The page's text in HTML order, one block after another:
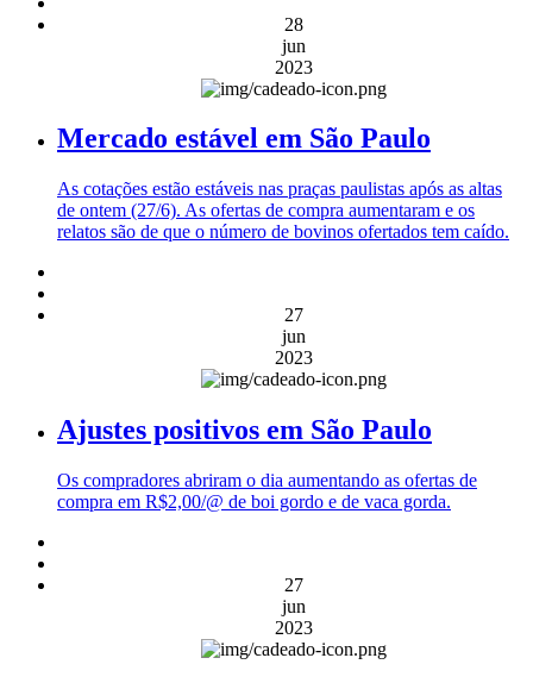
28
jun
2023
Mercado estável em São Paulo
As cotações estão estáveis nas praças paulistas após as altas
de ontem (27/6). As ofertas de compra aumentaram e os
relatos são de que o número de bovinos ofertados tem caído.
27
jun
2023
Ajustes positivos em São Paulo
Os compradores abriram o dia aumentando as ofertas de
compra em R$2,00/@ de boi gordo e de vaca gorda.
27
jun
2023